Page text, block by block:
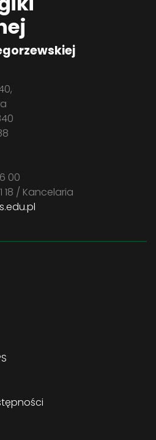
00
18 / Kancelaria